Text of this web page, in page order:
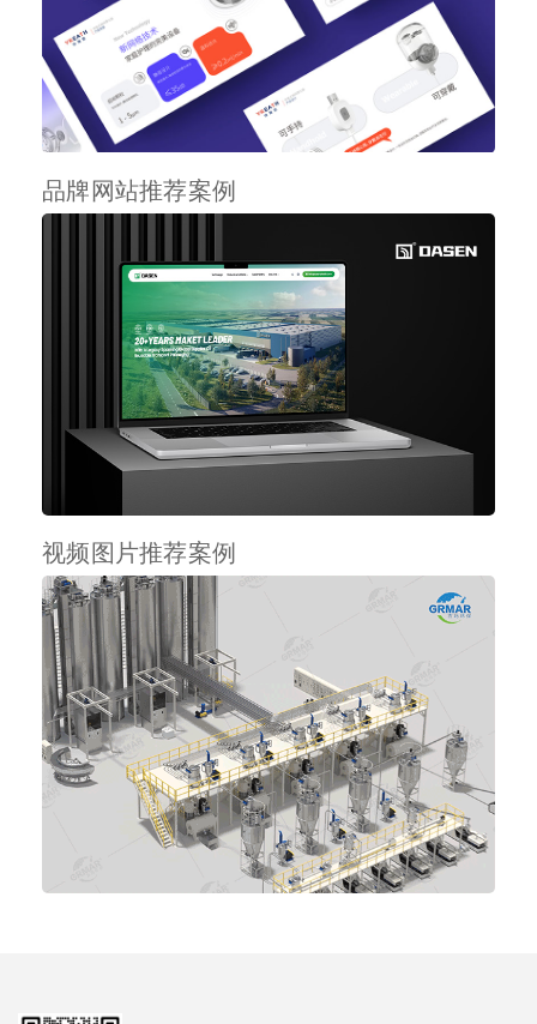
品牌网站推荐案例
视频图片推荐案例